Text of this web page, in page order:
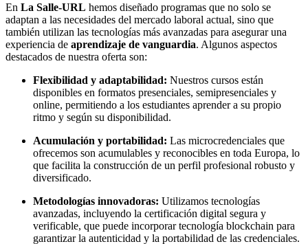
En La Salle-URL hemos diseñado programas que no solo se
adaptan a las necesidades del mercado laboral actual, sino que
también utilizan las tecnologías más avanzadas para asegurar una
experiencia de aprendizaje de vanguardia. Algunos aspectos
destacados de nuestra oferta son:
Flexibilidad y adaptabilidad: Nuestros cursos están
disponibles en formatos presenciales, semipresenciales y
online, permitiendo a los estudiantes aprender a su propio
ritmo y según su disponibilidad.
Acumulación y portabilidad: Las microcredenciales que
ofrecemos son acumulables y reconocibles en toda Europa, lo
que facilita la construcción de un perfil profesional robusto y
diversificado.
Metodologías innovadoras: Utilizamos tecnologías
avanzadas, incluyendo la certificación digital segura y
verificable, que puede incorporar tecnología blockchain para
garantizar la autenticidad y la portabilidad de las credenciales.